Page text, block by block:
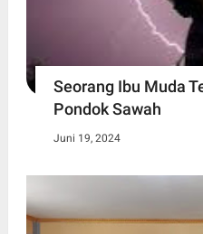
Seorang Ibu Muda
Pondok Sawah
Juni 19, 2024